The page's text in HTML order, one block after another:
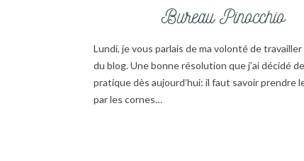
Bureau Pinocchio
Lundi, je vous parlais de ma volonté de
du blog. Une bonne résolution que j’ai décidé
pratique dès aujourd’hui: il faut savoir prendre
par les cornes…